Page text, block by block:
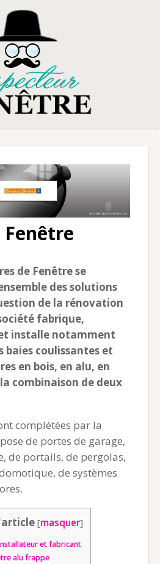
de Fenêtre se
des solutions
de la rénovation
fabrique,
installe notamment
baies coulissantes et
en bois, en alu, en
la combinaison de deux
complétées par la
de portes de garage,
de portails, de pergolas,
de systèmes
[masquer]
et fabricant
alu frappe